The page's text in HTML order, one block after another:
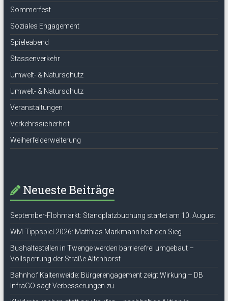
Sommerfest
Soziales Engagement
Spieleabend
Stassenverkehr
Umwelt- & Naturschutz
Umwelt- & Naturschutz
Veranstaltungen
Verkehrssicherheit
Weiherfelderweiterung
Neueste Beiträge
September-Flohmarkt: Standplatzbuchung startet am 10. August
WM-Tippspiel 2026: Matthias Markmann holt den Sieg
Bushaltestellen in Twenge werden barrierefrei umgebaut –
Vollsperrung der Straße Altenhorst
Bahnhof Kaltenweide: Bürgerengagement zeigt Wirkung – DB
InfraGO sagt Verbesserungen zu